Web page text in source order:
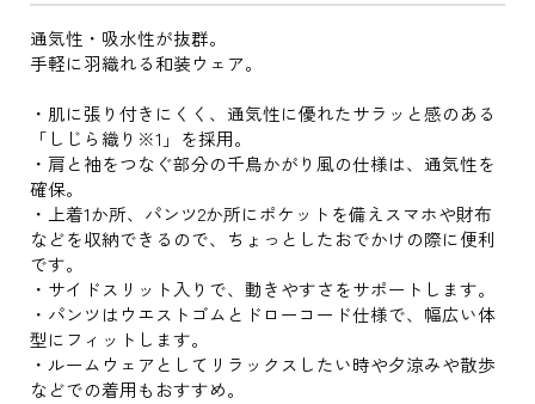
通気性・吸水性が抜群。
手軽に羽織れる和装ウェア。
・肌に張り付きにくく、通気性に優れたサラッと感のある
「しじら織り※1」を採用。
・肩と袖をつなぐ部分の千鳥かがり風の仕様は、通気性を
確保。
・上着1か所、パンツ2か所にポケットを備えスマホや財布
などを収納できるので、ちょっとしたおでかけの際に便利
です。
・サイドスリット入りで、動きやすさをサポートします。
・パンツはウエストゴムとドローコード仕様で、幅広い体
型にフィットします。
・ルームウェアとしてリラックスしたい時や夕涼みや散歩
などでの着用もおすすめ。